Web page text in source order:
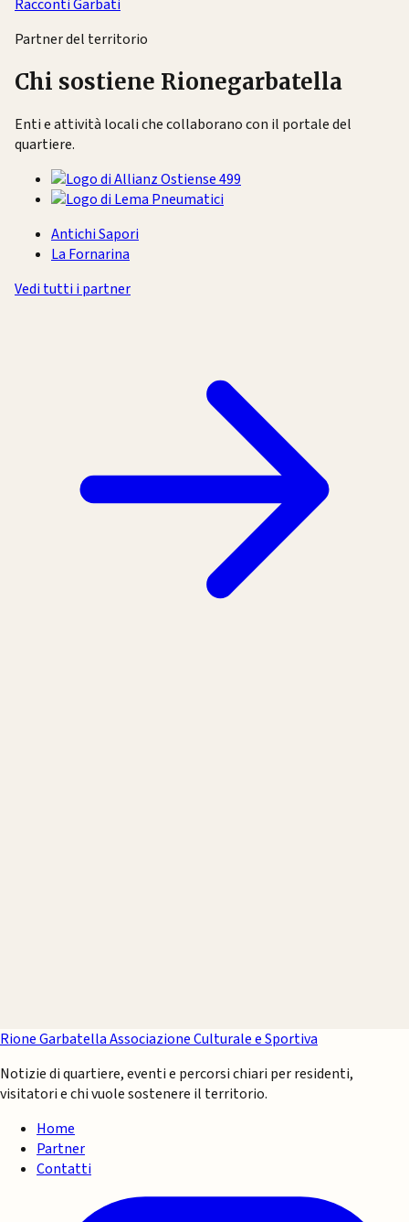
Racconti Garbati
Partner del territorio
Chi sostiene Rionegarbatella
Enti e attività locali che collaborano con il portale del
quartiere.
Antichi Sapori
La Fornarina
Vedi tutti i partner
Rione GarbatellaAssociazione Culturale e Sportiva
Notizie di quartiere, eventi e percorsi chiari per residenti,
visitatori e chi vuole sostenere il territorio.
Home
Partner
Contatti